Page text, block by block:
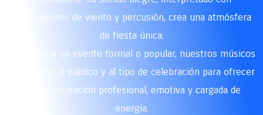
instrumentos de viento y percusión, crea una atmósfera
de fiesta única.
Ya sea para un evento formal o popular, nuestros músicos
se adaptan al público y al tipo de celebración para ofrecer
una presentación profesional, emotiva y cargada de
energía.